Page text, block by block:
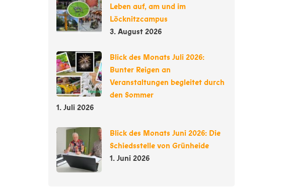
Leben auf, am und im
Löcknitzcampus
3. August 2026
Blick des Monats Juli 2026:
Bunter Reigen an
Veranstaltungen begleitet durch
den Sommer
1. Juli 2026
Blick des Monats Juni 2026: Die
Schiedsstelle von Grünheide
1. Juni 2026